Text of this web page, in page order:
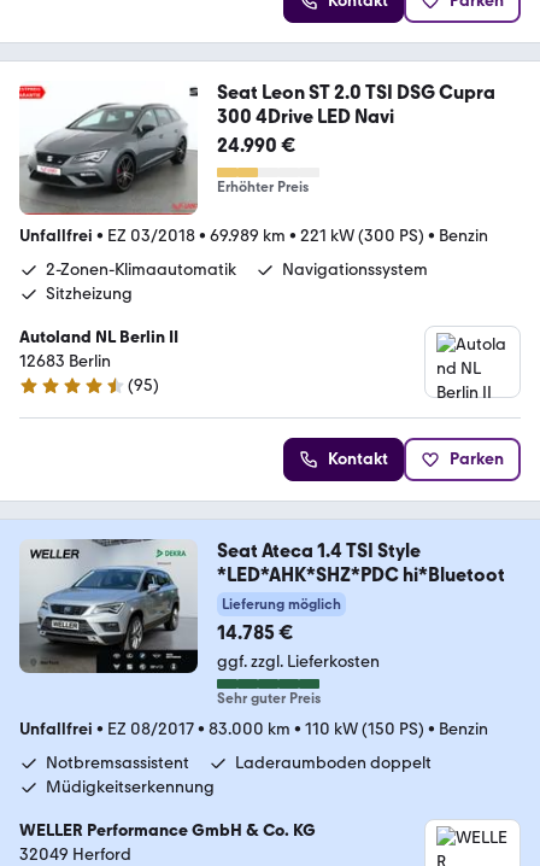
Seat Leon ST 2.0 TSI DSG Cupra
300 4Drive LED Navi
24.990 €
Erhöhter Preis
Unfallfrei • EZ 03/2018• 69.989 km • 221 kW (300 PS) • Benzin
2-Zonen-Klimaautomatik
Navigationssystem
Sitzheizung
Autoland NL Berlin II
12683 Berlin
4.7 Sterne
(95)
Kontakt Parken
Seat Ateca 1.4 TSI Style
*LED*AHK*SHZ*PDC hi*Bluetoot
Lieferung möglich
14.785 €
ggf. zzgl. Lieferkosten
Sehr guter Preis
Unfallfrei • EZ 08/2017• 83.000 km • 110 kW (150 PS) • Benzin
Notbremsassistent
Laderaumboden doppelt
Müdigkeitserkennung
WELLER Performance GmbH & Co. KG
32049 Herford